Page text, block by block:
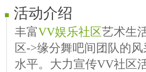
活动介绍
丰富VV娱乐社区艺术生
区->缘分舞吧间团队的
水平。大力宣传VV社区